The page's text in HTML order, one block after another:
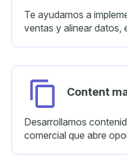
Te ayudamos a
ventas y alinear datos,
Content
Desarrollamos
comercial que abre